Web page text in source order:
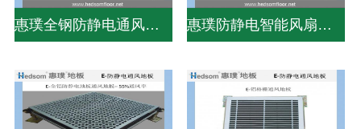
惠璞全钢防静电通风地板-38%通风率 惠璞防静电智能风扇地板-75%通风率